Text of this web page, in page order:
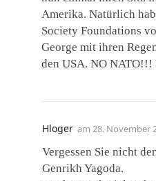
Amerika. Natürlich
Society Foundations
George mit ihren
den USA. NO
Hloger am 28. November
Vergessen Sie nicht
Genrikh Yagoda.